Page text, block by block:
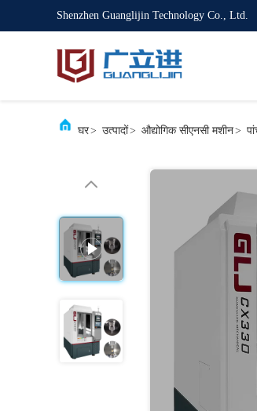
Shenzhen Guanglijin Technology Co., Ltd.
घर> उत्पादों> औद्योगिक सीएनसी मशीन>